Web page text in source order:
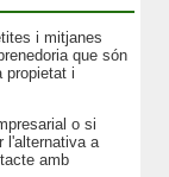
i mitjanes
que són
propietat i
o si
l'alternativa a
amb